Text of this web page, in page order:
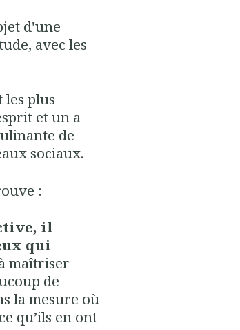
d'une
avec les
les plus
et un a
de
sociaux.
:
il
qui
maîtriser
de
la mesure où
qu’ils en ont